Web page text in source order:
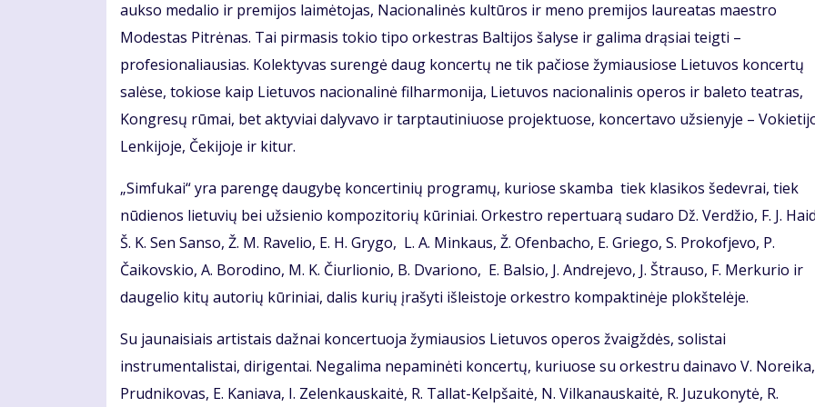
aukso medalio ir premijos laimėtojas, Nacionalinės kultūros ir meno premijos laureatas maestro
Modestas Pitrėnas. Tai pirmasis tokio tipo orkestras Baltijos šalyse ir galima drąsiai teigti –
profesionaliausias. Kolektyvas surengė daug koncertų ne tik pačiose žymiausiose Lietuvos koncertų
salėse, tokiose kaip Lietuvos nacionalinė filharmonija, Lietuvos nacionalinis operos ir baleto teatras,
Kongresų rūmai, bet aktyviai dalyvavo ir tarptautiniuose projektuose, koncertavo užsienyje –
Lenkijoje, Čekijoje ir kitur.
„Simfukai“ yra parengę daugybę koncertinių programų, kuriose skamba tiek klasikos šedevrai, tiek
nūdienos lietuvių bei užsienio kompozitorių kūriniai. Orkestro repertuarą sudaro Dž. Verdžio, F. J.
Š. K. Sen Sanso, Ž. M. Ravelio, E. H. Grygo, L. A. Minkaus, Ž. Ofenbacho, E. Griego, S. Prokofjevo, P.
Čaikovskio, A. Borodino, M. K. Čiurlionio, B. Dvariono, E. Balsio, J. Andrejevo, J. Štrauso, F. Merkurio ir
daugelio kitų autorių kūriniai, dalis kurių įrašyti išleistoje orkestro kompaktinėje plokštelėje.
Su jaunaisiais artistais dažnai koncertuoja žymiausios Lietuvos operos žvaigždės, solistai
instrumentalistai, dirigentai. Negalima nepaminėti koncertų, kuriuose su orkestru dainavo V.
Prudnikovas, E. Kaniava, I. Zelenkauskaitė, R. Tallat-Kelpšaitė, N. Vilkanauskaitė, R. Juzukonytė, R.